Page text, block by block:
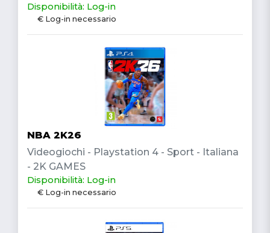
Disponibilità: Log-in
€ Log-in necessario
NBA 2K26
Videogiochi - Playstation 4 - Sport - Italiana
- 2K GAMES
Disponibilità: Log-in
€ Log-in necessario